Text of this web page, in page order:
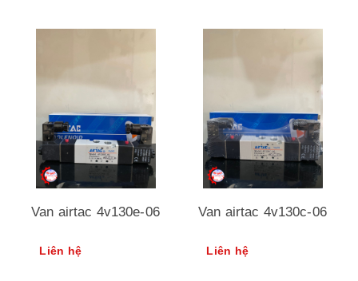
Van airtac 4v130e-06
Liên hệ
Van airtac 4v130c-06
Liên hệ